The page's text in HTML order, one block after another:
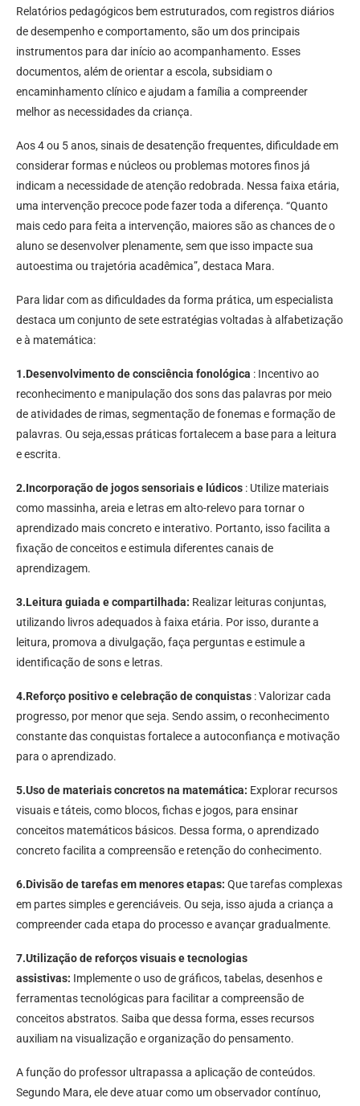
Relatórios pedagógicos bem estruturados, com registros diários
de desempenho e comportamento, são um dos principais
instrumentos para dar início ao acompanhamento. Esses
documentos, além de orientar a escola, subsidiam o
encaminhamento clínico e ajudam a família a compreender
melhor as necessidades da criança.
Aos 4 ou 5 anos, sinais de desatenção frequentes, dificuldade em
considerar formas e núcleos ou problemas motores finos já
indicam a necessidade de atenção redobrada. Nessa faixa etária,
uma intervenção precoce pode fazer toda a diferença. “Quanto
mais cedo para feita a intervenção, maiores são as chances de o
aluno se desenvolver plenamente, sem que isso impacte sua
autoestima ou trajetória acadêmica”, destaca Mara.
Para lidar com as dificuldades da forma prática, um especialista
destaca um conjunto de sete estratégias voltadas à alfabetização
e à matemática:
1.Desenvolvimento de consciência fonológica : Incentivo ao
reconhecimento e manipulação dos sons das palavras por meio
de atividades de rimas, segmentação de fonemas e formação de
palavras. Ou seja,essas práticas fortalecem a base para a leitura
e escrita.
2.Incorporação de jogos sensoriais e lúdicos : Utilize materiais
como massinha, areia e letras em alto-relevo para tornar o
aprendizado mais concreto e interativo. Portanto, isso facilita a
fixação de conceitos e estimula diferentes canais de
aprendizagem.
3.Leitura guiada e compartilhada: Realizar leituras conjuntas,
utilizando livros adequados à faixa etária. Por isso, durante a
leitura, promova a divulgação, faça perguntas e estimule a
identificação de sons e letras.
4.Reforço positivo e celebração de conquistas : Valorizar cada
progresso, por menor que seja. Sendo assim, o reconhecimento
constante das conquistas fortalece a autoconfiança e motivação
para o aprendizado.
5.Uso de materiais concretos na matemática: Explorar recursos
visuais e táteis, como blocos, fichas e jogos, para ensinar
conceitos matemáticos básicos. Dessa forma, o aprendizado
concreto facilita a compreensão e retenção do conhecimento.
6.Divisão de tarefas em menores etapas: Que tarefas complexas
em partes simples e gerenciáveis. Ou seja, isso ajuda a criança a
compreender cada etapa do processo e avançar gradualmente.
7.Utilização de reforços visuais e tecnologias
assistivas: Implemente o uso de gráficos, tabelas, desenhos e
ferramentas tecnológicas para facilitar a compreensão de
conceitos abstratos. Saiba que dessa forma, esses recursos
auxiliam na visualização e organização do pensamento.
A função do professor ultrapassa a aplicação de conteúdos.
Segundo Mara, ele deve atuar como um observador contínuo,